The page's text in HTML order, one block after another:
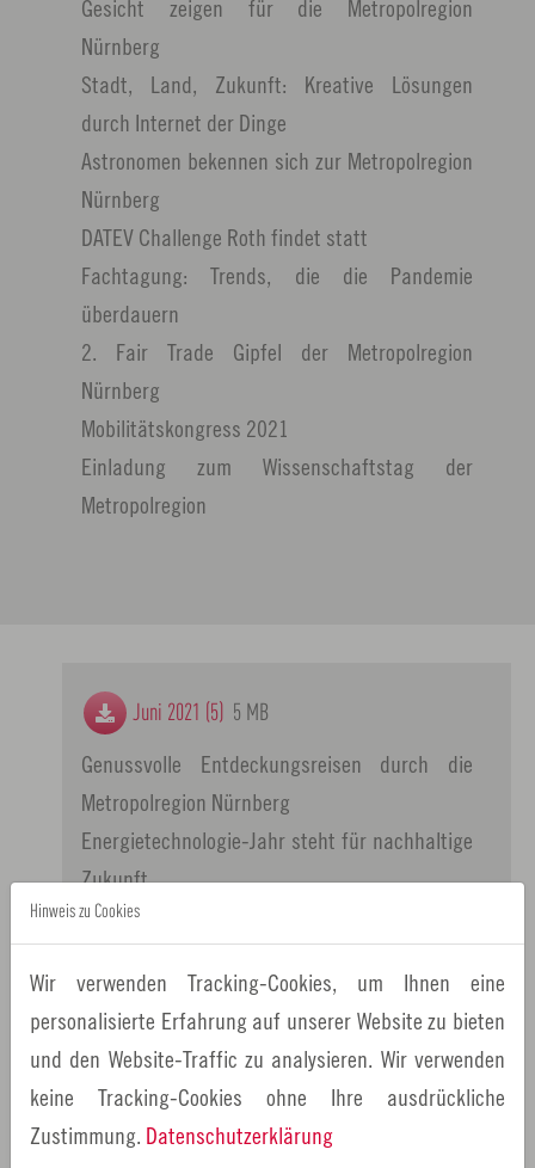
Gesicht zeigen für die Metropolregion
Nürnberg
Stadt, Land, Zukunft: Kreative Lösungen
durch Internet der Dinge
Astronomen bekennen sich zur Metropolregion
Nürnberg
DATEV Challenge Roth findet statt
Fachtagung: Trends, die die Pandemie
überdauern
2. Fair Trade Gipfel der Metropolregion
Nürnberg
Mobilitätskongress 2021
Einladung zum Wissenschaftstag der
Metropolregion
Juni 2021 (5) 5 MB
Genussvolle Entdeckungsreisen durch die
Metropolregion Nürnberg
Energietechnologie-Jahr steht für nachhaltige
Zukunft
Faire Beschaffung im Dialog
der Metropolregion Nürnberg
Vereinsgründung des Fonds für Klimaschutz
und nachhaltige Entwicklung
EntdeckerPass jetzt für 2021 erwerben!
Mit Regionalprodukten den Sommer genießen
Hinweis zu Cookies
Wir verwenden Tracking-Cookies, um Ihnen eine
personalisierte Erfahrung auf unserer Website zu bieten
und den Website-Traffic zu analysieren. Wir verwenden
keine Tracking-Cookies ohne Ihre ausdrückliche
Zustimmung. Datenschutzerklärung